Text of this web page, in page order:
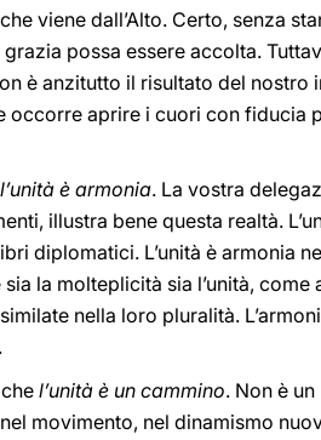
viene dall’Alto. Certo, senza
possa essere accolta.
è anzitutto il risultato del
occorre aprire i cuori con fiducia
l’unità è armonia. La vostra
illustra bene questa realtà.
diplomatici. L’unità è armonia
la molteplicità sia l’unità,
nella loro pluralità.
l’unità è un cammino. Non è
movimento, nel dinamismo